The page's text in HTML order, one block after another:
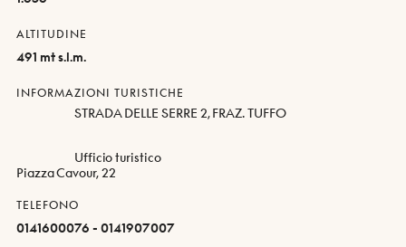
ALTITUDINE
491 mt s.l.m.
INFORMAZIONI TURISTICHE
STRADA DELLE SERRE 2, FRAZ. TUFFO
Ufficio turistico
Piazza Cavour, 22
TELEFONO
0141600076 - 0141907007